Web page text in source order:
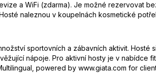
a WiFi (zdarma). Je možné rezervovat
naleznou v koupelnách kosmetické
sportovních a zábavních aktivit. Hosté
nápoje. Pro aktivní hosty je v nabídce
powered by www.giata.com for client